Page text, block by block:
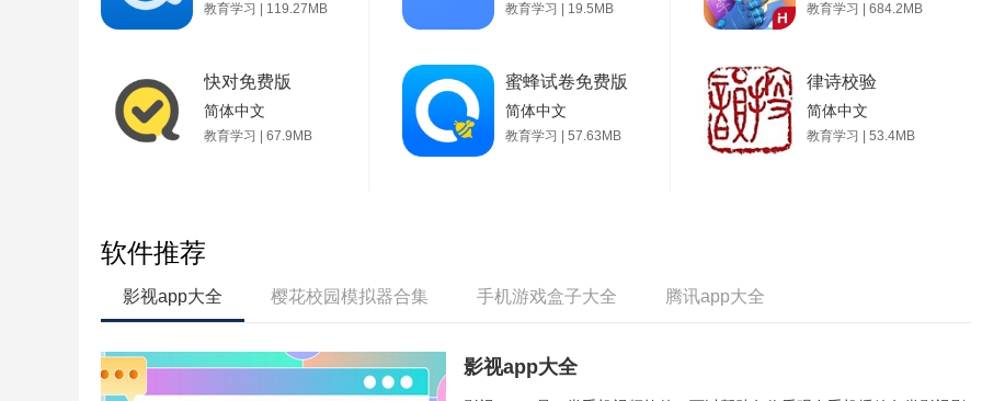
教育学习 | 119.27MB 教育学习 | 19.5MB 教育学习 | 684.2MB
快对免费版
简体中文
教育学习 | 67.9MB
蜜蜂试卷免费版
简体中文
教育学习 | 57.63MB
律诗校验
简体中文
教育学习 | 53.4MB
软件推荐
影视app大全 樱花校园模拟器合集 手机游戏盒子大全 腾讯app大全
影视app大全